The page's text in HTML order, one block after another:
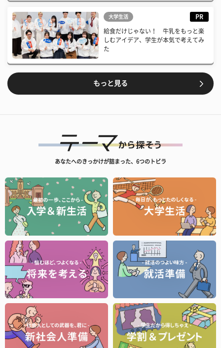
大学生活 PR
給食だけじゃない！ 牛乳をもっと楽
しむアイデア、学生が本気で考えてみ
た
もっと見る
あなたへのきっかけが詰まった、6つのトビラ